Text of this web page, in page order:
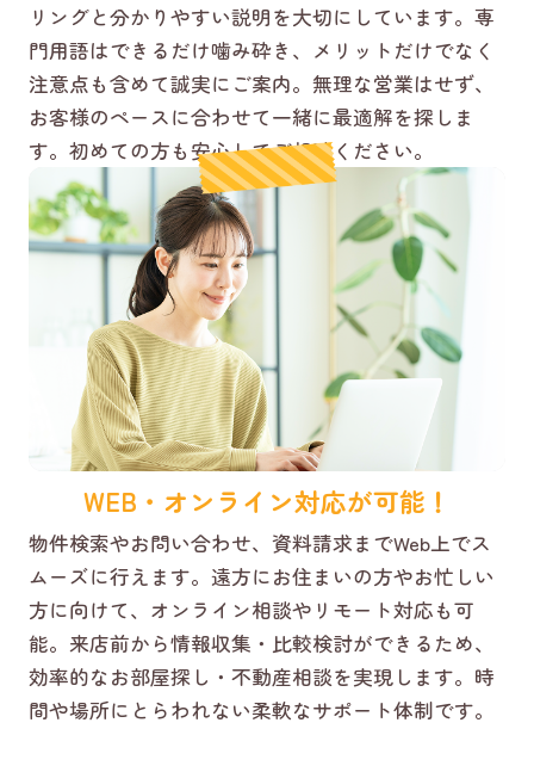
リングと分かりやすい説明を大切にしています。専
門用語はできるだけ噛み砕き、メリットだけでなく
注意点も含めて誠実にご案内。無理な営業はせず、
お客様のペースに合わせて一緒に最適解を探しま
す。初めての方も安心してご相談ください。
WEB・オンライン対応が可能！
物件検索やお問い合わせ、資料請求までWeb上でス
ムーズに行えます。遠方にお住まいの方やお忙しい
方に向けて、オンライン相談やリモート対応も可
能。来店前から情報収集・比較検討ができるため、
効率的なお部屋探し・不動産相談を実現します。時
間や場所にとらわれない柔軟なサポート体制です。